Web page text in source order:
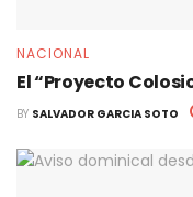
NACIONAL
El “Proyecto
BY SALVADOR GARCIA SOTO